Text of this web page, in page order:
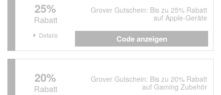
25%
Rabatt
Grover Gutschein: Bis zu 25% Rabatt
auf Apple-Geräte
Details Code anzeigen
20%
Rabatt
Grover Gutschein: Bis zu 20% Rabatt
auf Gaming Zubehör